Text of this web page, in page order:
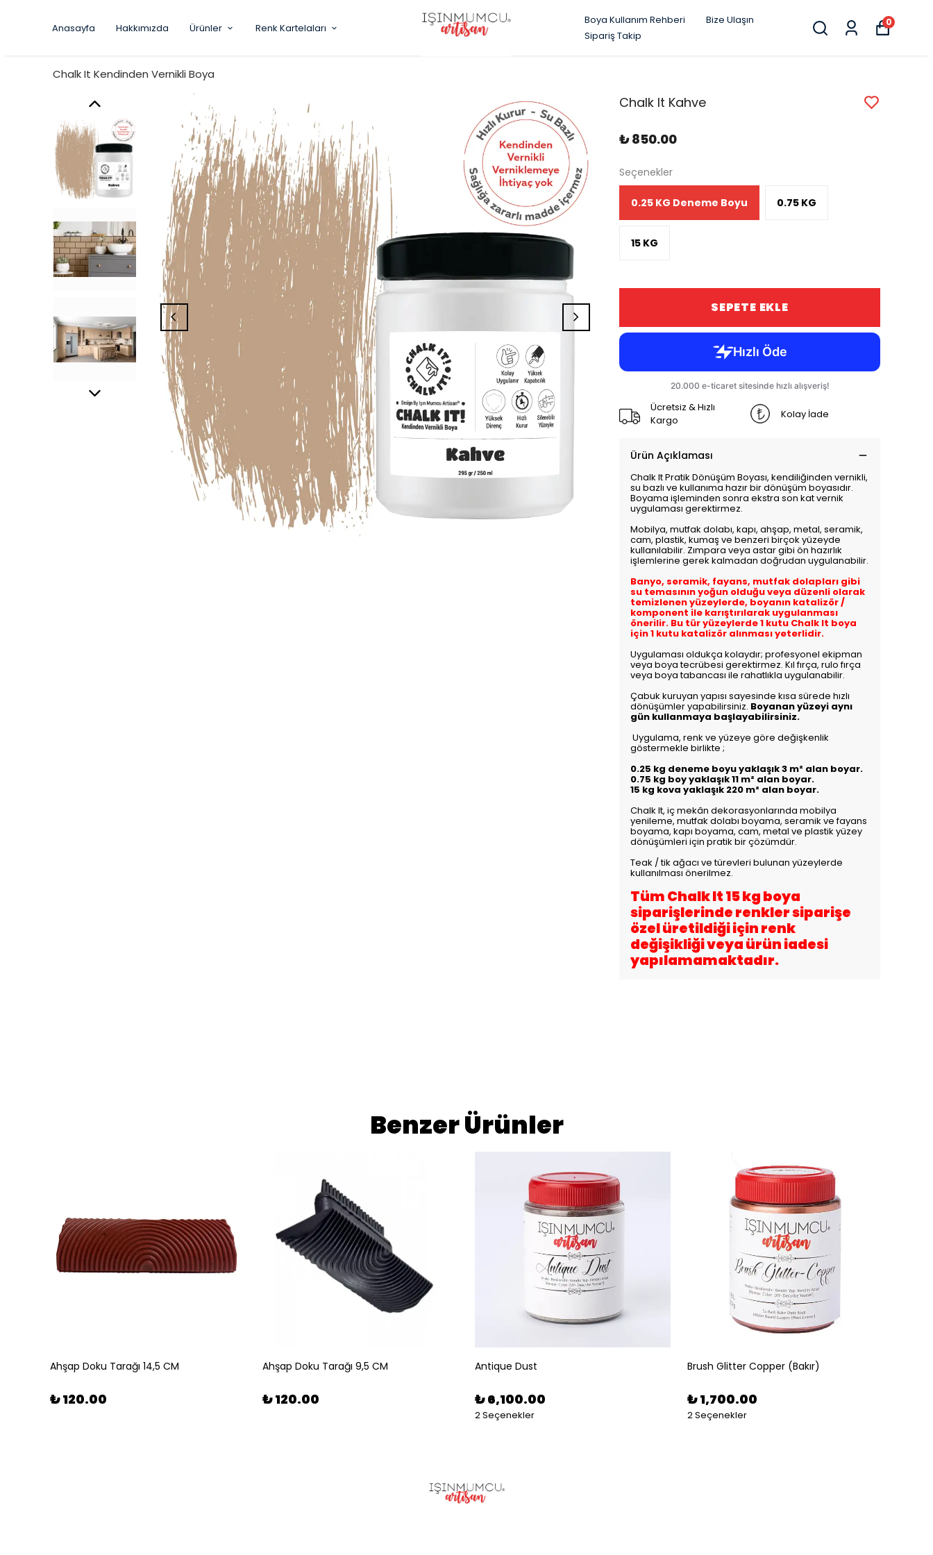
Anasayfa Hakkımızda Ürünler Renk Kartelaları
Boya Kullanım Rehberi
Bize Ulaşın
Sipariş Takip
0
Chalk It Kendinden Vernikli Boya
Chalk It Kahve
₺ 850.00
Seçenekler
0.25 KG Deneme Boyu 0.75 KG
15 KG
SEPETE EKLE
Ücretsiz & Hızlı
Kargo
Kolay İade
Ürün Açıklaması
Chalk It Pratik Dönüşüm Boyası, kendiliğinden vernikli,
su bazlı ve kullanıma hazır bir dönüşüm boyasıdır.
Boyama işleminden sonra ekstra son kat vernik
uygulaması gerektirmez.
Mobilya, mutfak dolabı, kapı, ahşap, metal, seramik,
cam, plastik, kumaş ve benzeri birçok yüzeyde
kullanılabilir. Zımpara veya astar gibi ön hazırlık
işlemlerine gerek kalmadan doğrudan uygulanabilir.
Banyo, seramik, fayans, mutfak dolapları gibi
su temasının yoğun olduğu veya düzenli olarak
temizlenen yüzeylerde, boyanın katalizör /
komponent ile karıştırılarak uygulanması
önerilir. Bu tür yüzeylerde 1 kutu Chalk It boya
için 1 kutu katalizör alınması yeterlidir.
Uygulaması oldukça kolaydır; profesyonel ekipman
veya boya tecrübesi gerektirmez. Kıl fırça, rulo fırça
veya boya tabancası ile rahatlıkla uygulanabilir.
Çabuk kuruyan yapısı sayesinde kısa sürede hızlı
dönüşümler yapabilirsiniz. Boyanan yüzeyi aynı
gün kullanmaya başlayabilirsiniz.
Uygulama, renk ve yüzeye göre değişkenlik
göstermekle birlikte ;
0.25 kg deneme boyu yaklaşık 3 m² alan boyar.
0.75 kg boy yaklaşık 11 m² alan boyar.
15 kg kova yaklaşık 220 m² alan boyar.
Chalk It, iç mekân dekorasyonlarında mobilya
yenileme, mutfak dolabı boyama, seramik ve fayans
boyama, kapı boyama, cam, metal ve plastik yüzey
dönüşümleri için pratik bir çözümdür.
Teak / tik ağacı ve türevleri bulunan yüzeylerde
kullanılması önerilmez.
Tüm Chalk It 15 kg boya
siparişlerinde renkler siparişe
özel üretildiği için renk
değişikliği veya ürün iadesi
yapılamamaktadır.
Benzer Ürünler
Ahşap Doku Tarağı 14,5 CM
₺ 120.00
Ahşap Doku Tarağı 9,5 CM
₺ 120.00
Antique Dust
₺ 6,100.00
2 Seçenekler
Brush Glitter Copper (Bakır)
₺ 1,700.00
2 Seçenekler